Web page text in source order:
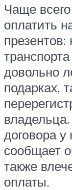
Чаще
оплатить
довольно
подарках,
договора у
сообщает
также
оплаты.